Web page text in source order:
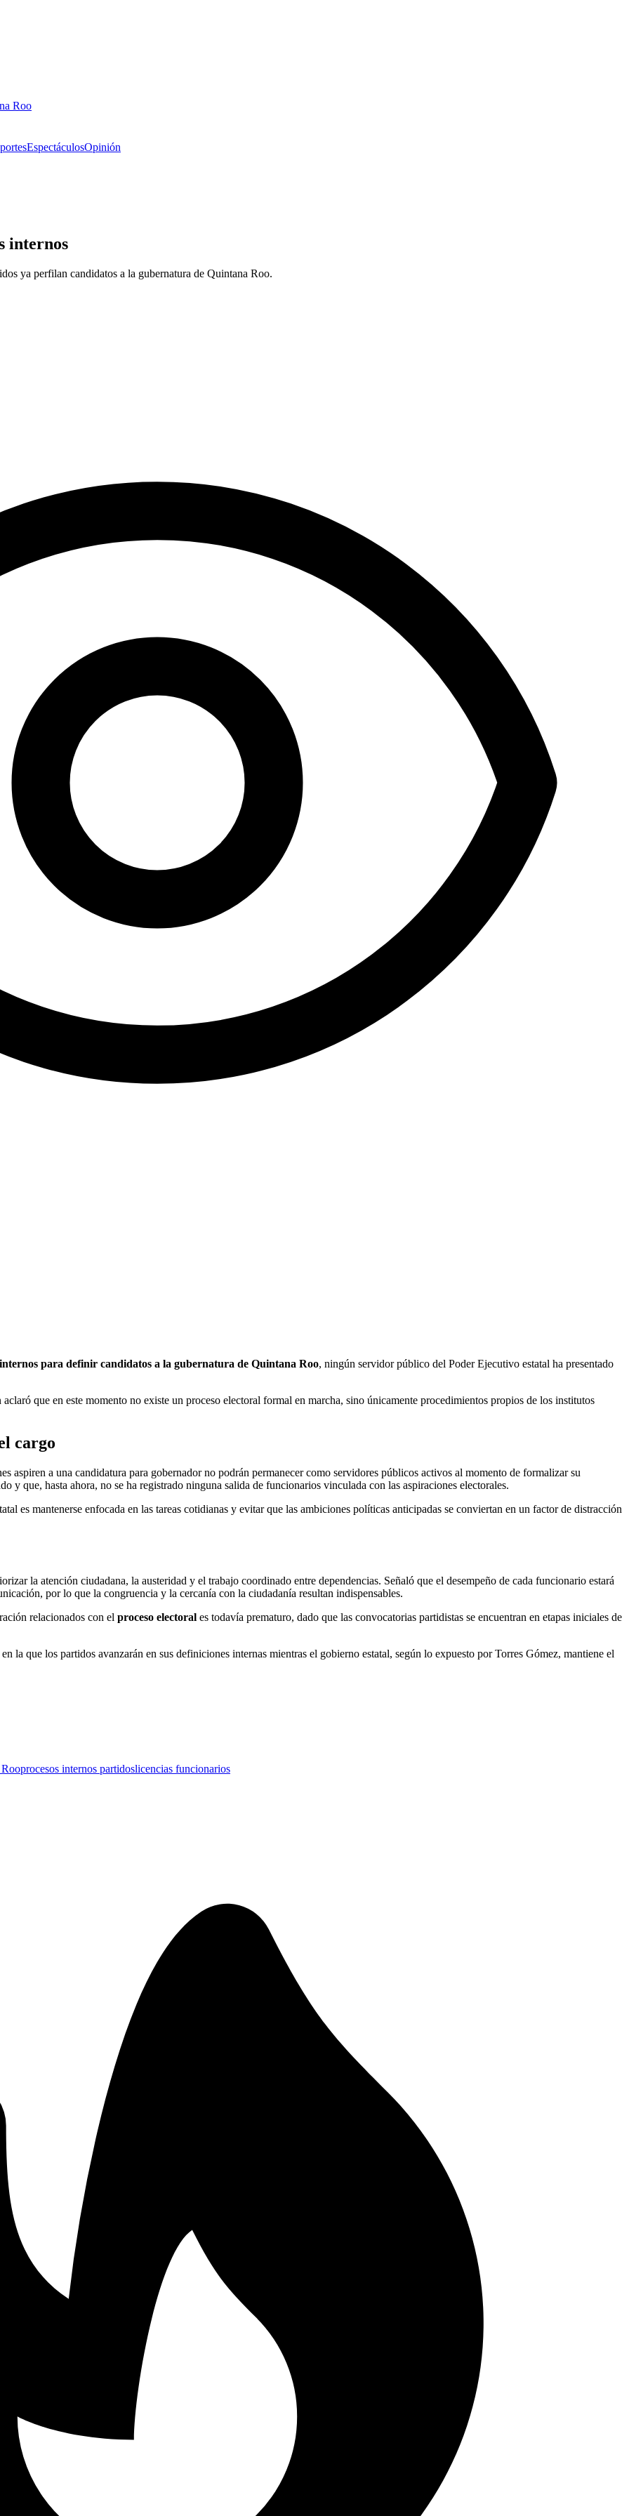
Roo
EspectáculosOpinión
internos
ya perfilan candidatos a la gubernatura de Quintana Roo.
para definir candidatos a la gubernatura de Quintana Roo, ningún servidor público del Poder Ejecutivo estatal ha presentado
que en este momento no existe un proceso electoral formal en marcha, sino únicamente procedimientos propios de los institutos
cargo
aspiren a una candidatura para gobernador no podrán permanecer como servidores públicos activos al momento de formalizar su
y que, hasta ahora, no se ha registrado ninguna salida de funcionarios vinculada con las aspiraciones electorales.
es mantenerse enfocada en las tareas cotidianas y evitar que las ambiciones políticas anticipadas se conviertan en un factor de distracción
la atención ciudadana, la austeridad y el trabajo coordinado entre dependencias. Señaló que el desempeño de cada funcionario estará
por lo que la congruencia y la cercanía con la ciudadanía resultan indispensables.
relacionados con el proceso electoral es todavía prematuro, dado que las convocatorias partidistas se encuentran en etapas iniciales de
la que los partidos avanzarán en sus definiciones internas mientras el gobierno estatal, según lo expuesto por Torres Gómez, mantiene el
procesos internos partidoslicencias funcionarios